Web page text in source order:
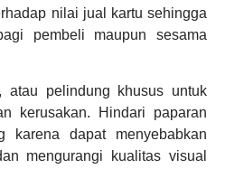
nilai jual kartu sehingga
pembeli maupun sesama
atau pelindung khusus untuk
kerusakan. Hindari paparan
karena dapat menyebabkan
mengurangi kualitas visual